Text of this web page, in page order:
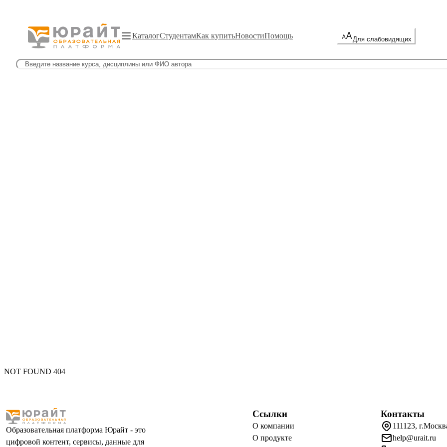
КаталогСтудентамКак купитьНовостиПомощь Для слабовидящих
NOT FOUND 404
Образовательная платформа Юрайт - это
цифровой контент, сервисы, данные для
Ссылки
О компании
О продукте
Контакты
111123,
help@urait.ru